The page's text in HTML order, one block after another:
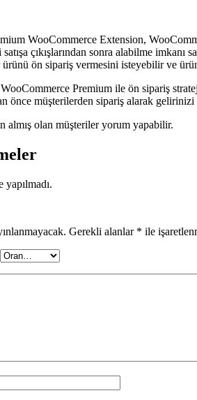
WooCommerce Extension,
çıkışlarından sonra alabilme
ön sipariş vermesini isteyebilir ve
Premium ile ön sipariş
önce müşterilerden sipariş alarak gelirinizi
almış olan müşteriler yorum yapabilir.
Gerekli alanlar * ile